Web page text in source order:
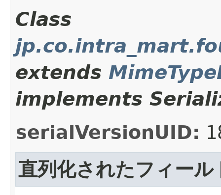
Class
extends
implements
serialVersionUID:
直列化されたフィール